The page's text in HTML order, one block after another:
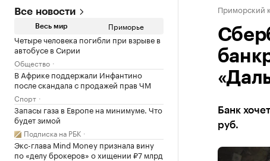
Все новости
Весь мир Приморье
Четыре человека погибли при взрыве в
автобусе в Сирии
Общество
В Африке поддержали Инфантино
после скандала с продажей прав ЧМ
Спорт
Запасы газа в Европе на минимуме. Что
будет зимой
Подписка на РБК
Экс-глава Mind Money признала вину
по «делу брокеров» о хищении ₽7 млрд
Приморский
Банк
руб.